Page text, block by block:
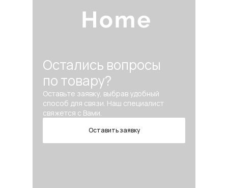
Остались вопросы
по товару?
Оставьте заявку, выбрав удобный
способ для связи. Наш специалист
свяжется с Вами.
Оставить заявку